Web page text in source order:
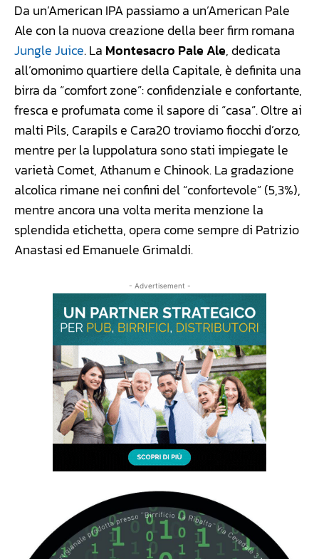
Da un’American IPA passiamo a un’American Pale
Ale con la nuova creazione della beer firm romana
Jungle Juice. La Montesacro Pale Ale, dedicata
all’omonimo quartiere della Capitale, è definita una
birra da “comfort zone”: confidenziale e confortante,
fresca e profumata come il sapore di “casa”. Oltre ai
malti Pils, Carapils e Cara20 troviamo fiocchi d’orzo,
mentre per la luppolatura sono stati impiegate le
varietà Comet, Athanum e Chinook. La gradazione
alcolica rimane nei confini del “confortevole” (5,3%),
mentre ancora una volta merita menzione la
splendida etichetta, opera come sempre di Patrizio
Anastasi ed Emanuele Grimaldi.
- Advertisement -